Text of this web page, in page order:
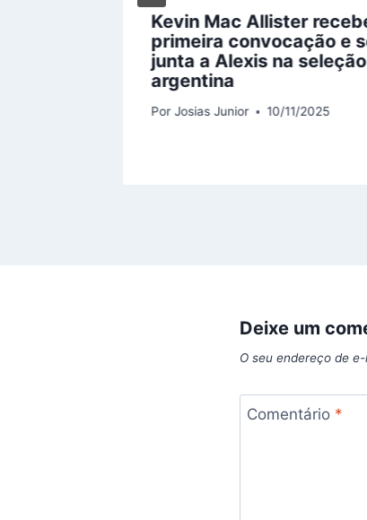
Kevin Mac Allister
primeira convocação e
junta a Alexis na seleção
argentina
PorJosias Junior 10/11/2025
Deixe um
O seu endereço de
Comentário *